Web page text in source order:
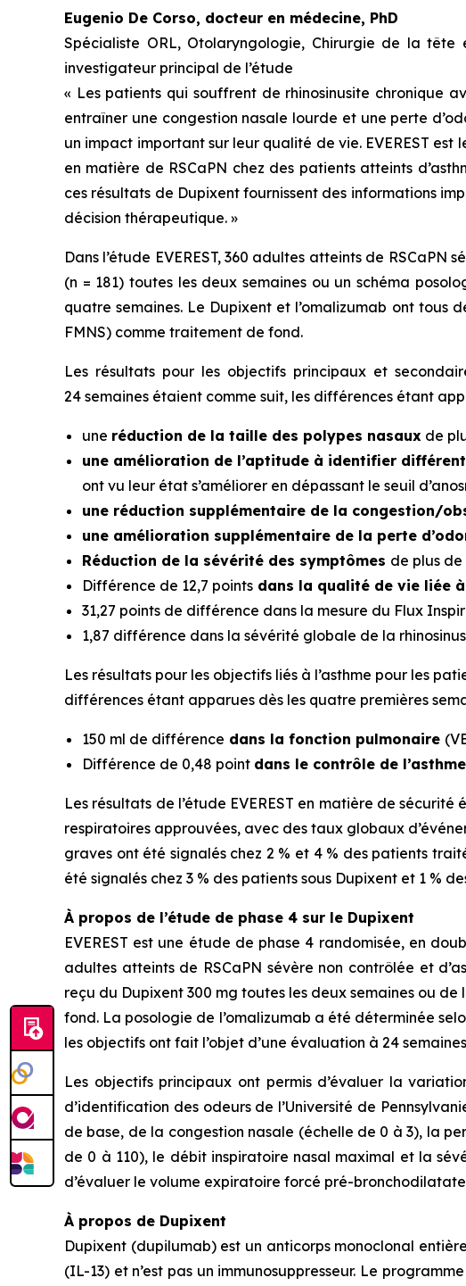
Eugenio De Corso, docteur en médecine, PhD
Spécialiste ORL, Otolaryngologie, Chirurgie de la tête
investigateur principal de l’étude
« Les patients qui souffrent de rhinosinusite chronique
entraîner une congestion nasale lourde et une perte
un impact important sur leur qualité de vie. EVEREST
en matière de RSCaPN chez des patients atteints
ces résultats de Dupixent fournissent des informations
décision thérapeutique. »
Dans l’étude EVEREST, 360 adultes atteints de
(n = 181) toutes les deux semaines ou un schéma
quatre semaines. Le Dupixent et l’omalizumab ont
FMNS) comme traitement de fond.
Les résultats pour les objectifs principaux et
24 semaines étaient comme suit, les différences étant
une réduction de la taille des polypes nasaux de
une amélioration de l’aptitude à identifier
ont vu leur état s’améliorer en dépassant le seuil
une réduction supplémentaire de la congestion/
une amélioration supplémentaire de la perte
Réduction de la sévérité des symptômes de plus de
Différence de 12,7 points dans la qualité de vie liée
31,27 points de différence dans la mesure du Flux
1,87 différence dans la sévérité globale de la
Les résultats pour les objectifs liés à l’asthme pour les
différences étant apparues dès les quatre premières
150 ml de différence dans la fonction pulmonaire
Différence de 0,48 point dans le contrôle de l’asthme
Les résultats de l’étude EVEREST en matière de
respiratoires approuvées, avec des taux globaux
graves ont été signalés chez 2 % et 4 % des patients
été signalés chez 3 % des patients sous Dupixent et 1 %
À propos de l’étude de phase 4 sur le Dupixent
EVEREST est une étude de phase 4 randomisée, en
adultes atteints de RSCaPN sévère non contrôlée et
reçu du Dupixent 300 mg toutes les deux semaines ou
fond. La posologie de l’omalizumab a été déterminée
les objectifs ont fait l’objet d’une évaluation à 24
Les objectifs principaux ont permis d’évaluer la
d’identification des odeurs de l’Université de
de base, de la congestion nasale (échelle de 0 à 3), la
de 0 à 110), le débit inspiratoire nasal maximal et la
d’évaluer le volume expiratoire forcé pré-
À propos de Dupixent
Dupixent (dupilumab) est un anticorps monoclonal
(IL-13) et n’est pas un immunosuppresseur. Le